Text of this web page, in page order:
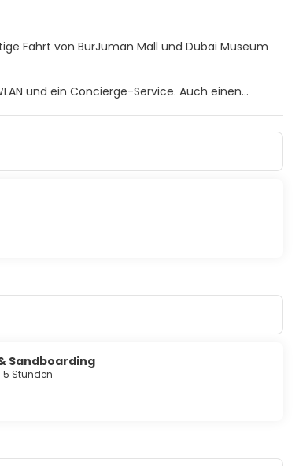
Fahrt von BurJuman Mall und Dubai Museum
und ein Concierge-Service. Auch einen
Internetzugang (kostenlos) ist ebenso
Zur Austattung gehören Telefone ebenso
von 06:30 Uhr bis 10:30 Uhr ein
eine rund um die Uhr besetzte Rezeption. Vor
Sandboarding
5 Stunden